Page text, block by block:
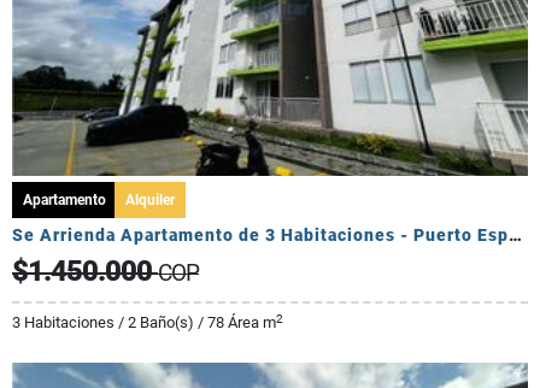
Apartamento Alquiler
Se Arrienda Apartamento de 3 Habitaciones - Puerto Espejo
$1.450.000COP
3 Habitaciones / 2 Baño(s) / 78 Área m2